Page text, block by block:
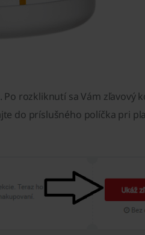
. Po rozkliknutí sa Vám zľavový
do príslušného políčka pri